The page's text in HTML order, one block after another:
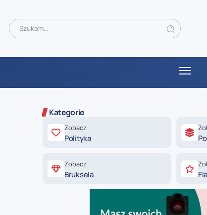
Kategorie
Zobacz
Polityka
Zobacz
Bruksela